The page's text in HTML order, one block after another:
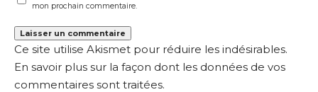
mon prochain commentaire.
Ce site utilise Akismet pour réduire les indésirables.
En savoir plus sur la façon dont les données de vos
commentaires sont traitées.